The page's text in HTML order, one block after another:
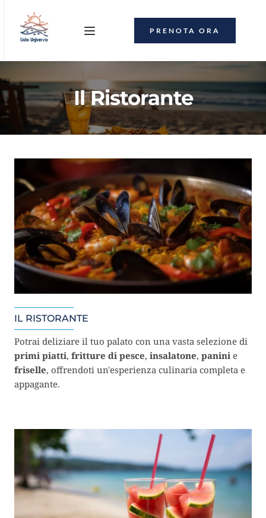
PRENOTA ORA
Il Ristorante
IL RISTORANTE
Potrai deliziare il tuo palato con una vasta selezione di
primi piatti, fritture di pesce, insalatone, panini e
friselle, offrendoti un'esperienza culinaria completa e
appagante.